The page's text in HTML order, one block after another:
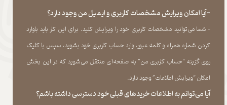
-آیا امکان ویرایش مشخصات کاربری و ایمیل من وجود دارد؟
- شما می‏‌توانید مشخصات کاربری خود را ویرایش کنید. برای این کار باید باوارد
کردن شماره همراه و کلمه عبور، وارد حساب کاربری خود بشوید، سپس با کلیک
روی گزینه “حساب کاربری من” به صفحه‏‌ای منتقل می‏‌شوید که در این بخش
امکان “ویرایش اطلاعات” وجود دارد.​​​​​​​
آیا می‌‏توانم به اطلاعات خریدهای قبلی خود دسترسی داشته باشم؟